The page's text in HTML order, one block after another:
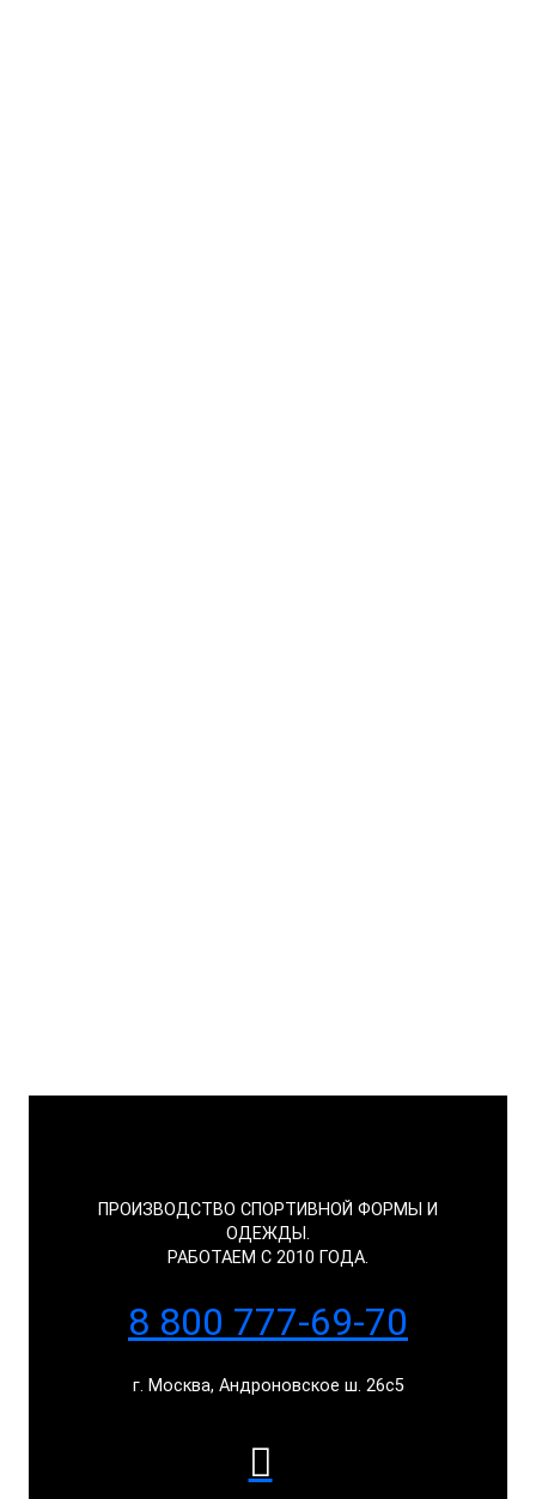
ПРОИЗВОДСТВО СПОРТИВНОЙ ФОРМЫ И
ОДЕЖДЫ.
РАБОТАЕМ С 2010 ГОДА.
8 800 777-69-70
г. Москва, Андроновское ш. 26с5